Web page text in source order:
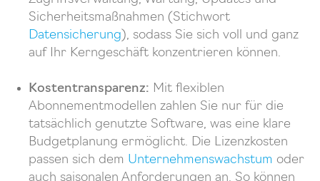
Sicherheitsmaßnahmen (Stichwort
Datensicherung), sodass Sie sich voll und ganz
auf Ihr Kerngeschäft konzentrieren können.
Kostentransparenz: Mit flexiblen
Abonnementmodellen zahlen Sie nur für die
tatsächlich genutzte Software, was eine klare
Budgetplanung ermöglicht. Die Lizenzkosten
passen sich dem Unternehmenswachstum oder
auch saisonalen Anforderungen an. So können